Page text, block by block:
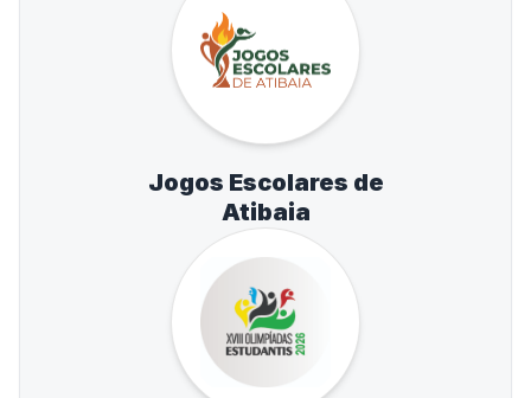
Jogos Escolares de
Atibaia